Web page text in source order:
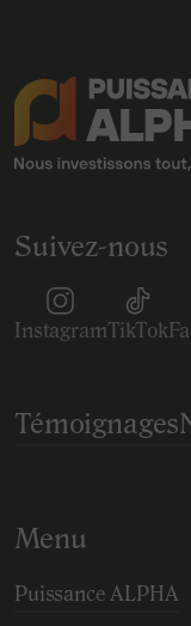
Suivez-nous
InstagramTikTok
Témoignages
Menu
Puissance ALPHA